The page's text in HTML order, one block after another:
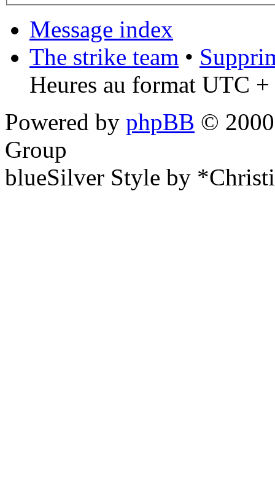
Message index
The strike team •
Heures au format UTC
Powered by phpBB ©
Group
blueSilver Style by